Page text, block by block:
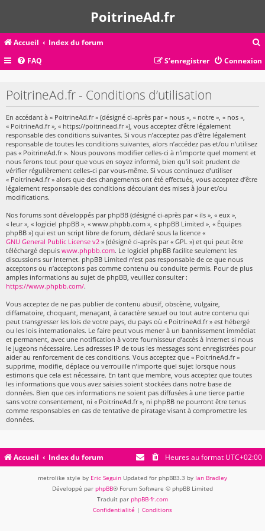
PoitrineAd.fr
Accueil Index du forum
c
FAQ Connexion
S’enregistrer
PoitrineAd.fr - Conditions d’utilisation
En accédant à « PoitrineAd.fr » (désigné ci-après par « nous », « notre », « nos »,
« PoitrineAd.fr », « https://poitrinead.fr »), vous acceptez d’être légalement
responsable des conditions suivantes. Si vous n’acceptez pas d’être légalement
responsable de toutes les conditions suivantes, alors n’accédez pas et/ou n’utilisez
pas « PoitrineAd.fr ». Nous pouvons modifier celles-ci à n’importe quel moment et
nous ferons tout pour que vous en soyez informé, bien qu’il soit prudent de
vérifier régulièrement celles-ci par vous-même. Si vous continuez d’utiliser
« PoitrineAd.fr » alors que des changements ont été effectués, vous acceptez d’être
légalement responsable des conditions découlant des mises à jour et/ou
modifications.
Nos forums sont développés par phpBB (désigné ci-après par « ils », « eux »,
« leur », « logiciel phpBB », « www.phpbb.com », « phpBB Limited », « Équipes
phpBB ») qui est un script libre de forum, déclaré sous la licence «
GNU General Public License v2 » (désigné ci-après par « GPL ») et qui peut être
téléchargé depuis www.phpbb.com. Le logiciel phpBB facilite seulement les
discussions sur Internet. phpBB Limited n’est pas responsable de ce que nous
acceptons ou n’acceptons pas comme contenu ou conduite permis. Pour de plus
amples informations au sujet de phpBB, veuillez consulter :
https://www.phpbb.com/.
Vous acceptez de ne pas publier de contenu abusif, obscène, vulgaire,
diffamatoire, choquant, menaçant, à caractère sexuel ou tout autre contenu qui
peut transgresser les lois de votre pays, du pays où « PoitrineAd.fr » est hébergé
ou les lois internationales. Le faire peut vous mener à un bannissement immédiat
et permanent, avec une notification à votre fournisseur d’accès à Internet si nous
le jugeons nécessaire. Les adresses IP de tous les messages sont enregistrées pour
aider au renforcement de ces conditions. Vous acceptez que « PoitrineAd.fr »
supprime, modifie, déplace ou verrouille n’importe quel sujet lorsque nous
estimons que cela est nécessaire. En tant que membre, vous acceptez que toutes
les informations que vous avez saisies soient stockées dans notre base de
données. Bien que ces informations ne soient pas diffusées à une tierce partie
sans votre consentement, ni « PoitrineAd.fr », ni phpBB ne pourront être tenus
comme responsables en cas de tentative de piratage visant à compromettre les
données.
Accueil Index du forum Heures au format UTC+02:00
metrolike style by Eric Seguin Updated for phpBB3.3 by Ian Bradley
Développé par phpBB® Forum Software © phpBB Limited
Traduit par phpBB-fr.com
Confidentialité | Conditions